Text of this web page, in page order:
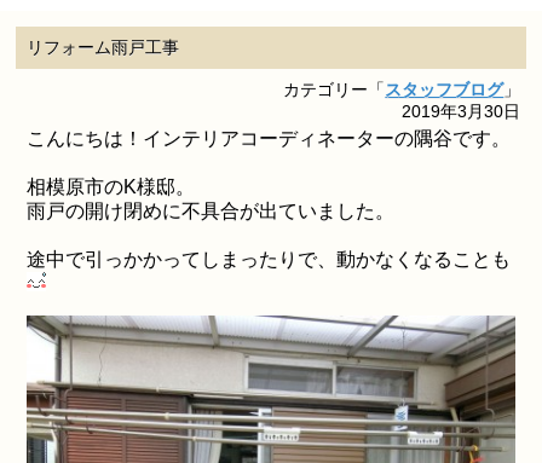
リフォーム雨戸工事
カテゴリー「スタッフブログ」
2019年3月30日
こんにちは！インテリアコーディネーターの隅谷です。
相模原市のK様邸。
雨戸の開け閉めに不具合が出ていました。
途中で引っかかってしまったりで、動かなくなることも